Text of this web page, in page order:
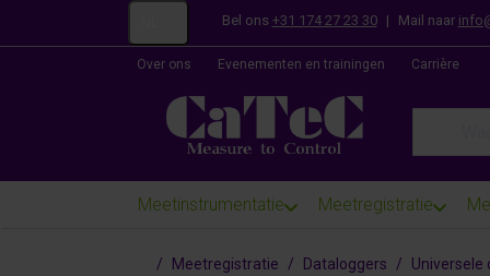
Bel ons +31 174 27 23 30 | Mail naar
Over ons Evenementen en trainingen Carrière
Meetinstrumentatie Meetregistratie
Startpagina
Meetregistratie Dataloggers Universele